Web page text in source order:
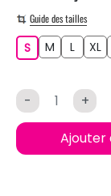
Guide des tailles
SS M L XL
- +
Ajouter